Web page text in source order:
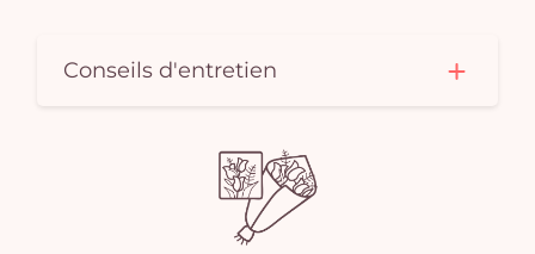
Conseils d'entretien